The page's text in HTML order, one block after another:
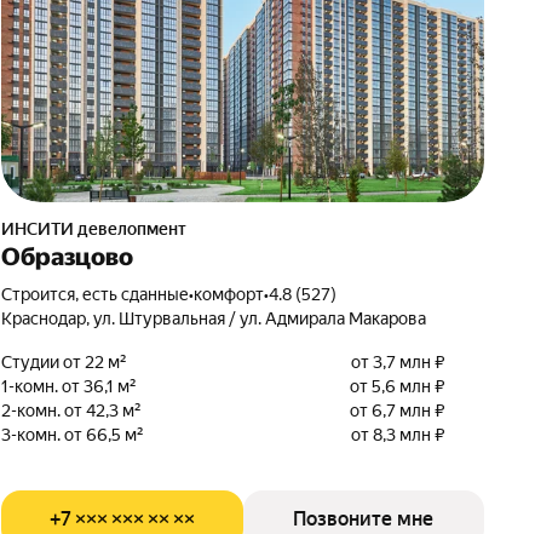
ИНСИТИ девелопмент
Образцово
Строится, есть сданные•комфорт•4.8 (527)
Краснодар, ул. Штурвальная / ул. Адмирала Макарова
Студии от 22 м²
от 3,7 млн ₽
1-комн. от 36,1 м²
от 5,6 млн ₽
2-комн. от 42,3 м²
от 6,7 млн ₽
3-комн. от 66,5 м²
от 8,3 млн ₽
+7 ××× ××× ×× ×× Позвоните мне